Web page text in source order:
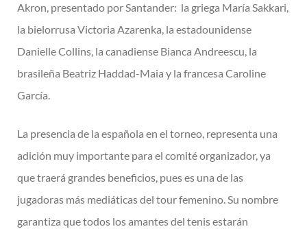
Akron, presentado por Santander: la griega María Sakkari,
la bielorrusa Victoria Azarenka, la estadounidense
Danielle Collins, la canadiense Bianca Andreescu, la
brasileña Beatriz Haddad-Maia y la francesa Caroline
García.
La presencia de la española en el torneo, representa una
adición muy importante para el comité organizador, ya
que traerá grandes beneficios, pues es una de las
jugadoras más mediáticas del tour femenino. Su nombre
garantiza que todos los amantes del tenis estarán